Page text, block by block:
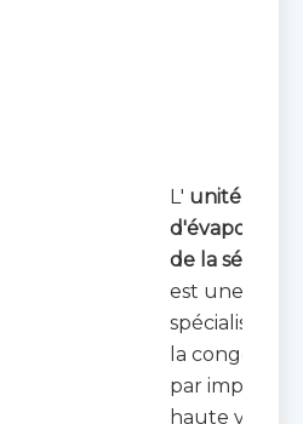
L' unité
d'évaporation
de la série
est une
spécialisée
la
par impact à
haute vitesse,